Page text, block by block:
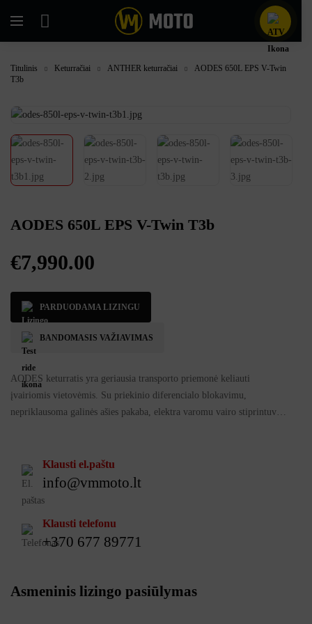
Titulinis Keturračiai ANTHER keturračiai
AODES 650L EPS V-Twin
T3b
AODES 650L EPS V-Twin T3b
€7,990.00
PARDUODAMA LIZINGU
BANDOMASIS VAŽIAVIMAS
AODES keturratis yra geriausia transporto priemonė keliauti
įvairiomis vietovėmis. Su priekinio diferencialo blokavimu,
nepriklausoma galinės ašies pakaba, elektra varomu vairo stiprintuvu ir
Klausti el.paštu
info@vmmoto.lt
Klausti telefonu
+370 677 89771
Asmeninis lizingo pasiūlymas